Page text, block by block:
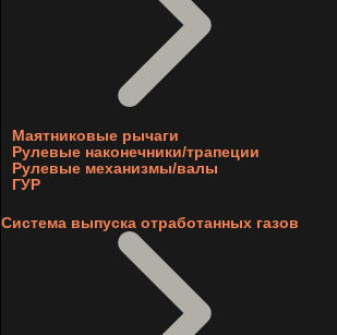
Маятниковые рычаги
Рулевые наконечники/трапеции
Рулевые механизмы/валы
ГУР
Система выпуска отработанных газов